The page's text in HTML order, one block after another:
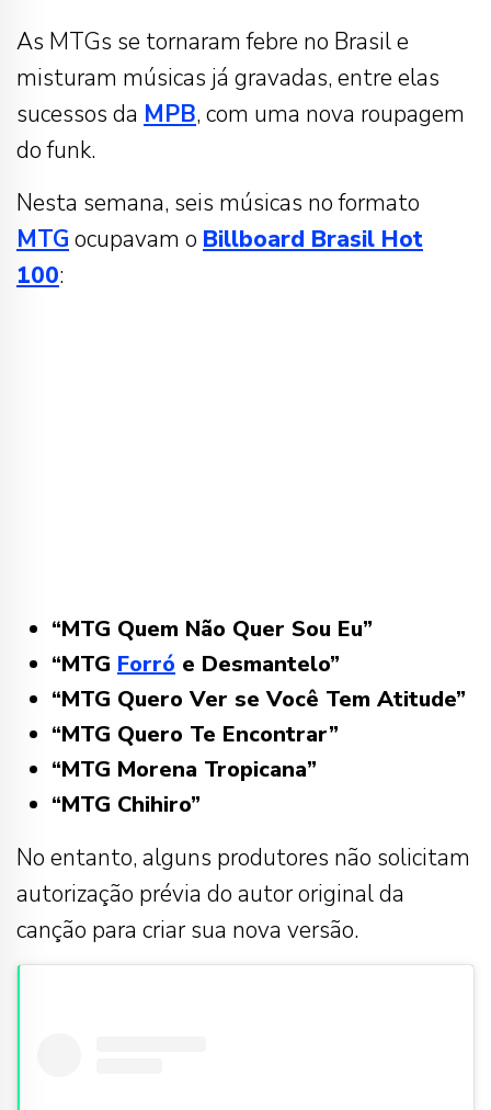
As MTGs se tornaram febre no Brasil e
misturam músicas já gravadas, entre elas
sucessos da MPB, com uma nova roupagem
do funk.
Nesta semana, seis músicas no formato
MTG ocupavam o Billboard Brasil Hot
100:
“MTG Quem Não Quer Sou Eu”
“MTG Forró e Desmantelo”
“MTG Quero Ver se Você Tem Atitude”
“MTG Quero Te Encontrar”
“MTG Morena Tropicana”
“MTG Chihiro”
No entanto, alguns produtores não solicitam
autorização prévia do autor original da
canção para criar sua nova versão.